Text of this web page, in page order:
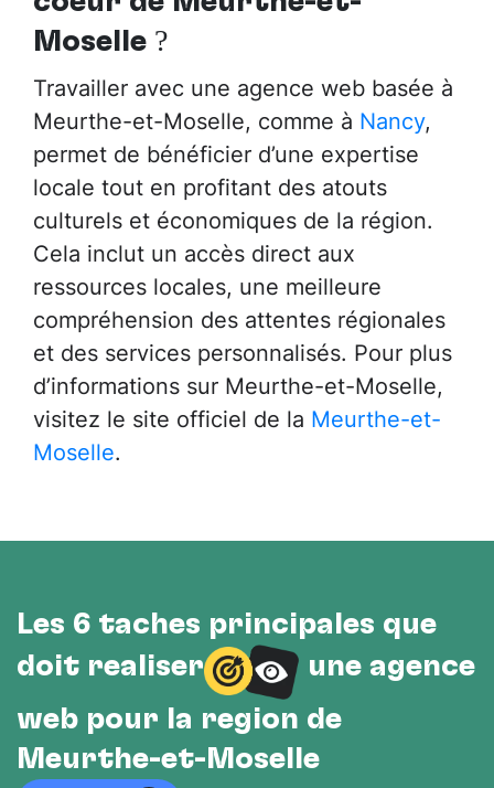
Moselle ?
Travailler avec une agence web basée à
Meurthe-et-Moselle, comme à Nancy,
permet de bénéficier d’une expertise
locale tout en profitant des atouts
culturels et économiques de la région.
Cela inclut un accès direct aux
ressources locales, une meilleure
compréhension des attentes régionales
et des services personnalisés. Pour plus
d’informations sur Meurthe-et-Moselle,
visitez le site officiel de la Meurthe-et-
Moselle.
Les 6 tâches principales que
doit réaliser
une agence
web pour la région de
Meurthe-et-Moselle